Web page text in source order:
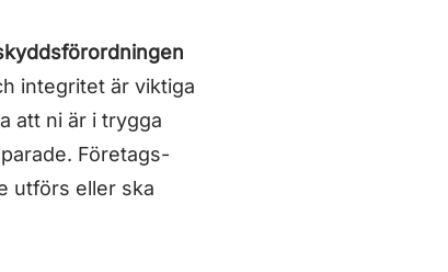
integritet är viktiga
att ni är i trygga
Företags-
utförs eller ska